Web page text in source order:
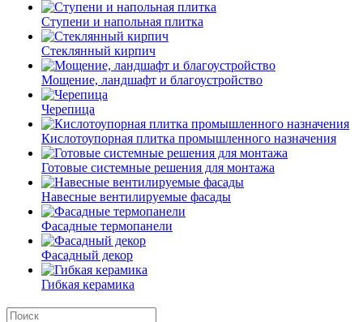
Ступени и напольная плитка
Cтеклянный кирпич
Мощение, ландшафт и благоустройство
Черепица
Кислотоупорная плитка промышленного назначения
Готовые системные решения для монтажа
Навесные вентилируемые фасады
Фасадные термопанели
Фасадный декор
Гибкая керамика